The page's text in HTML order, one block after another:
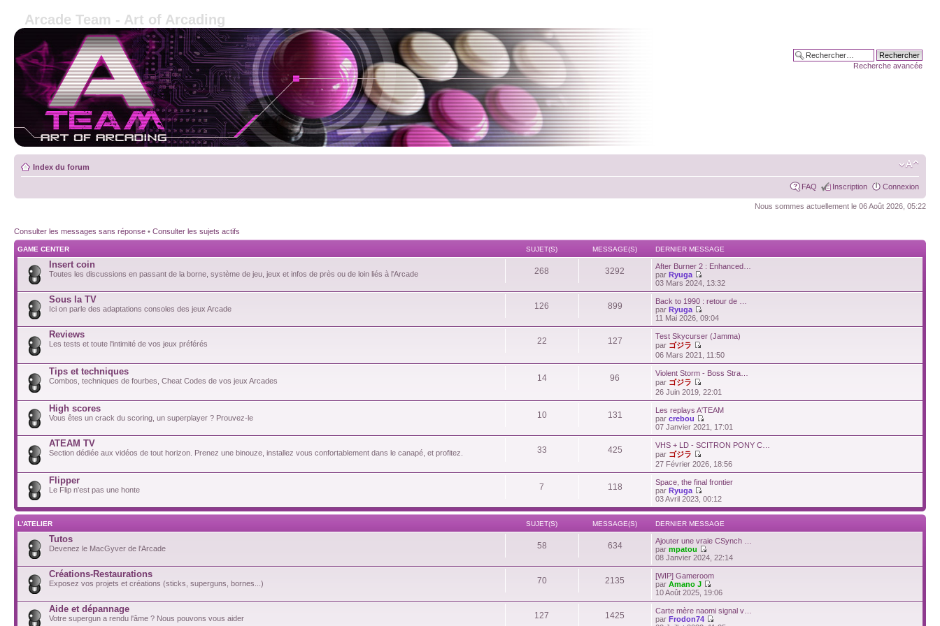
Arcade Team - Art of Arcading
Recherche avancée
Index du forum
FAQ Inscription Connexion
Nous sommes actuellement le 06 Août 2026, 05:22
Consulter les messages sans réponse • Consulter les sujets actifs
GAME CENTER SUJET(S) MESSAGE(S) DERNIER MESSAGE
Insert coin
Toutes les discussions en passant de la borne, système de jeu, jeux et infos de près ou de loin liés à l'Arcade 268 3292
After Burner 2 : Enhanced…
parRyuga
03 Mars 2024, 13:32
Sous la TV
Ici on parle des adaptations consoles des jeux Arcade 126 899
Back to 1990 : retour de …
parRyuga
11 Mai 2026, 09:04
Reviews
Les tests et toute l'intimité de vos jeux préférés 22 127
Test Skycurser (Jamma)
par ゴジラ
06 Mars 2021, 11:50
Tips et techniques
Combos, techniques de fourbes, Cheat Codes de vos jeux Arcades 14 96
Violent Storm - Boss Stra…
par ゴジラ
26 Juin 2019, 22:01
High scores
Vous êtes un crack du scoring, un superplayer ? Prouvez-le 10 131
Les replays A'TEAM
parcrebou
07 Janvier 2021, 17:01
ATEAM TV
Section dédiée aux vidéos de tout horizon. Prenez une binouze, installez vous confortablement dans le canapé, et profitez. 33 425
VHS + LD - SCITRON PONY C…
par ゴジラ
27 Février 2026, 18:56
Flipper
Le Flip n'est pas une honte 7 118
Space, the final frontier
parRyuga
03 Avril 2023, 00:12
L'ATELIER SUJET(S) MESSAGE(S) DERNIER MESSAGE
Tutos
Devenez le MacGyver de l'Arcade 58 634
Ajouter une vraie CSynch …
parmpatou
08 Janvier 2024, 22:14
Créations-Restaurations
Exposez vos projets et créations (sticks, superguns, bornes...) 70 2135
[WIP] Gameroom
parAmano J
10 Août 2025, 19:06
Aide et dépannage
Votre supergun a rendu l'âme ? Nous pouvons vous aider 127 1425
Carte mère naomi signal v…
parFrodon74